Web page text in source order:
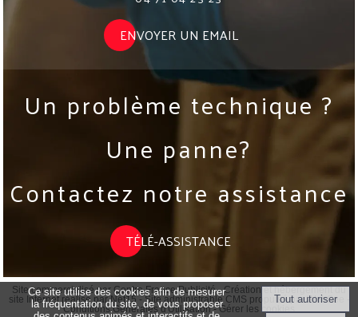
ENVOYER UN EMAIL
Un problème technique ?
Une panne?
Contactez notre assistance
TÉLÉ-ASSISTANCE
Site commercialisé par Centre France Publicité-Création et hébergement du
site Internet réalisé par Net15 - Site administrable CMS propulsé par WebSee
Conditions Générales d'Utilisation-Gérer les cookies
Ce site utilise des cookies afin de mesurer
la fréquentation du site, de vous proposer